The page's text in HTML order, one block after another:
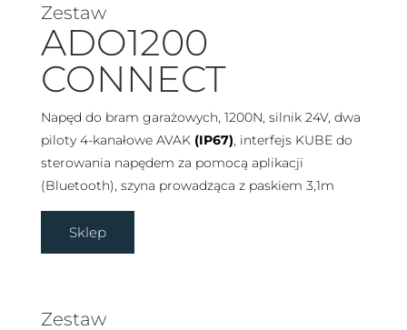
Zestaw
ADO1200
CONNECT
Napęd do bram garażowych, 1200N, silnik 24V, dwa
piloty 4-kanałowe AVAK (IP67), interfejs KUBE do
sterowania napędem za pomocą aplikacji
(Bluetooth), szyna prowadząca z paskiem 3,1m
Sklep
Zestaw